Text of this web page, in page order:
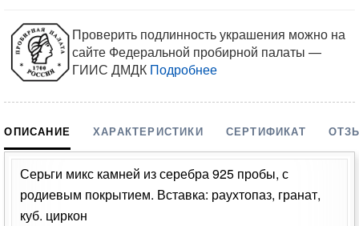
Проверить подлинность украшения можно на
сайте Федеральной пробирной палаты —
ГИИС ДМДК Подробнее
ОПИСАНИЕ ХАРАКТЕРИСТИКИ СЕРТИФИКАТ
Серьги микс камней из серебра 925 пробы, с
родиевым покрытием. Вставка: раухтопаз, гранат,
куб. циркон